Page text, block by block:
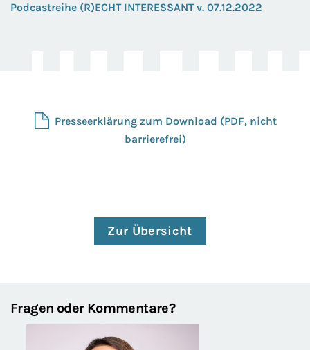
Podcastreihe (R)ECHT INTERESSANT v. 07.12.2022
Presseerklärung zum Download (PDF, nicht
barrierefrei)
Zur Übersicht
Fragen oder Kommentare?